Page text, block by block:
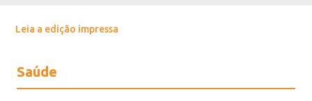
Leia a edição impressa
Saúde